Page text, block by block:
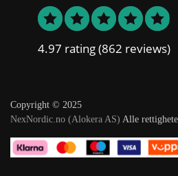
4.97 rating(862 reviews)
Copyright © 2025
NexNordic.no (Alokera AS) Alle